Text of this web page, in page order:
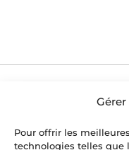
Pour offrir les
technologies telles que
39300 St-